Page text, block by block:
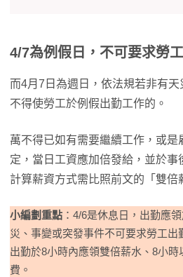
4/7為例假日，不可要求勞
而4月7日為週日，依法規若非有
不得使勞工於例假出勤工作的。
萬不得已如有需要繼續工作，或是
定，當日工資應加倍發給，並於
計算薪資方式需比照前文的「雙倍
小編劃重點 ：4/6是休息日，出勤應
災、事變或突發事件不可要求勞工出
出勤於8小時內應領雙倍薪水、8小
費。